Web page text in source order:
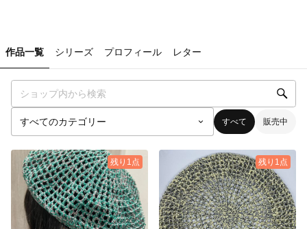
作品一覧 シリーズ プロフィール レター
すべて 販売中
残り1点 残り1点